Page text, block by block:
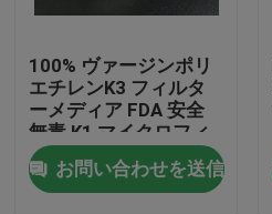
品質管理
私達に連絡しなさい
100% ヴァージンポリ
エチレンK3 フィルタ
ーメディア FDA 安全
無毒 K1 マイクロフィ
ルター MBBR バイオモ
バー反応器 中国メーカ
ー
お問い合わせを送信